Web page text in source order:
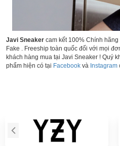
Javi Sneaker cam kết 100% Chính
Fake . Freeship toàn quốc đối với mọi
khách hàng mua tại Javi Sneaker ! Quý
phẩm hiện có tại Facebook và Instagram